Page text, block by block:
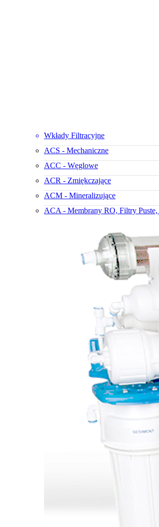
Wkłady Filtracyjne
ACS - Mechaniczne
ACC - Węglowe
ACR - Zmiękczające
ACM - Mineralizujące
ACA - Membrany RO, Filtry Puste,